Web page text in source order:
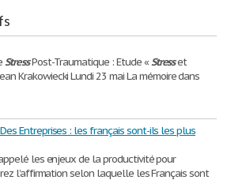
StressPost-Traumatique : Etude «Stresset
Krakowiecki Lundi 23 mai La mémoire dans
Entreprises : les français sont-ils les plus
les enjeux de la productivité pour
l’affirmation selon laquelle les Français sont